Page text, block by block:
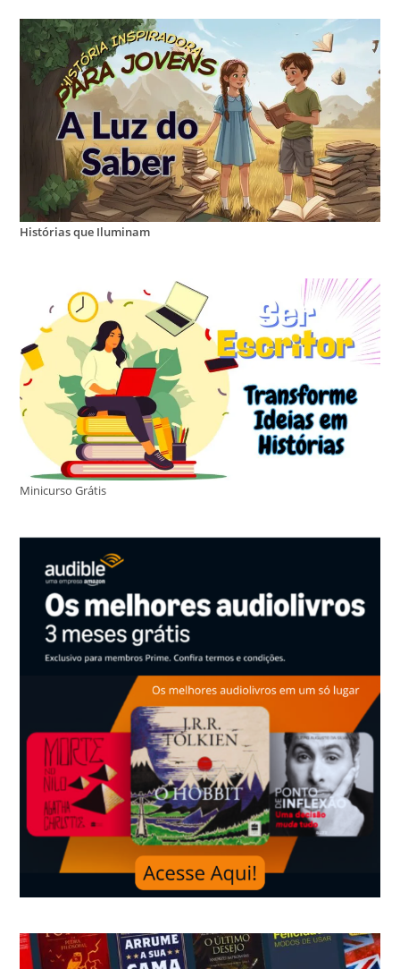
Histórias que Iluminam
Minicurso Grátis